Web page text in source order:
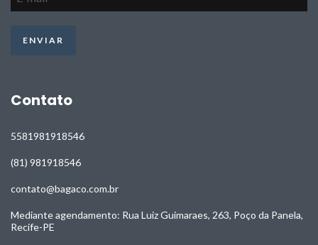
Contato
5581981918546
(81) 981918546
contato@bagaco.com.br
Mediante agendamento: Rua Luiz Guimaraes, 263, Poço da Panela,
Recife-PE